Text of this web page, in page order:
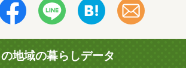
地域の暮らしデータ